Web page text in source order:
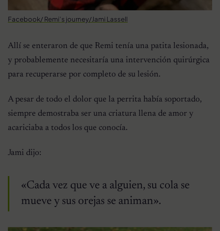
Facebook/ Remi’s journey/Jami Lassell
Allí se enteraron de que Remi tenía una patita lesionada,
y probablemente necesitaría una intervención quirúrgica
para recuperarse por completo de su lesión.
A pesar de todo el dolor que la perrita había soportado,
siempre demostraba ser una criatura llena de amor y
acariciaba a todos los que conocía.
Jami dijo:
«Cada vez que ve a alguien, su cola se
mueve y sus orejas se animan».